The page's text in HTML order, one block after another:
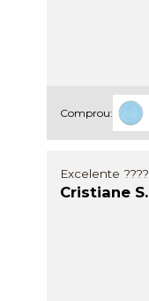
Comprou:
Excelente ????
Cristiane S.